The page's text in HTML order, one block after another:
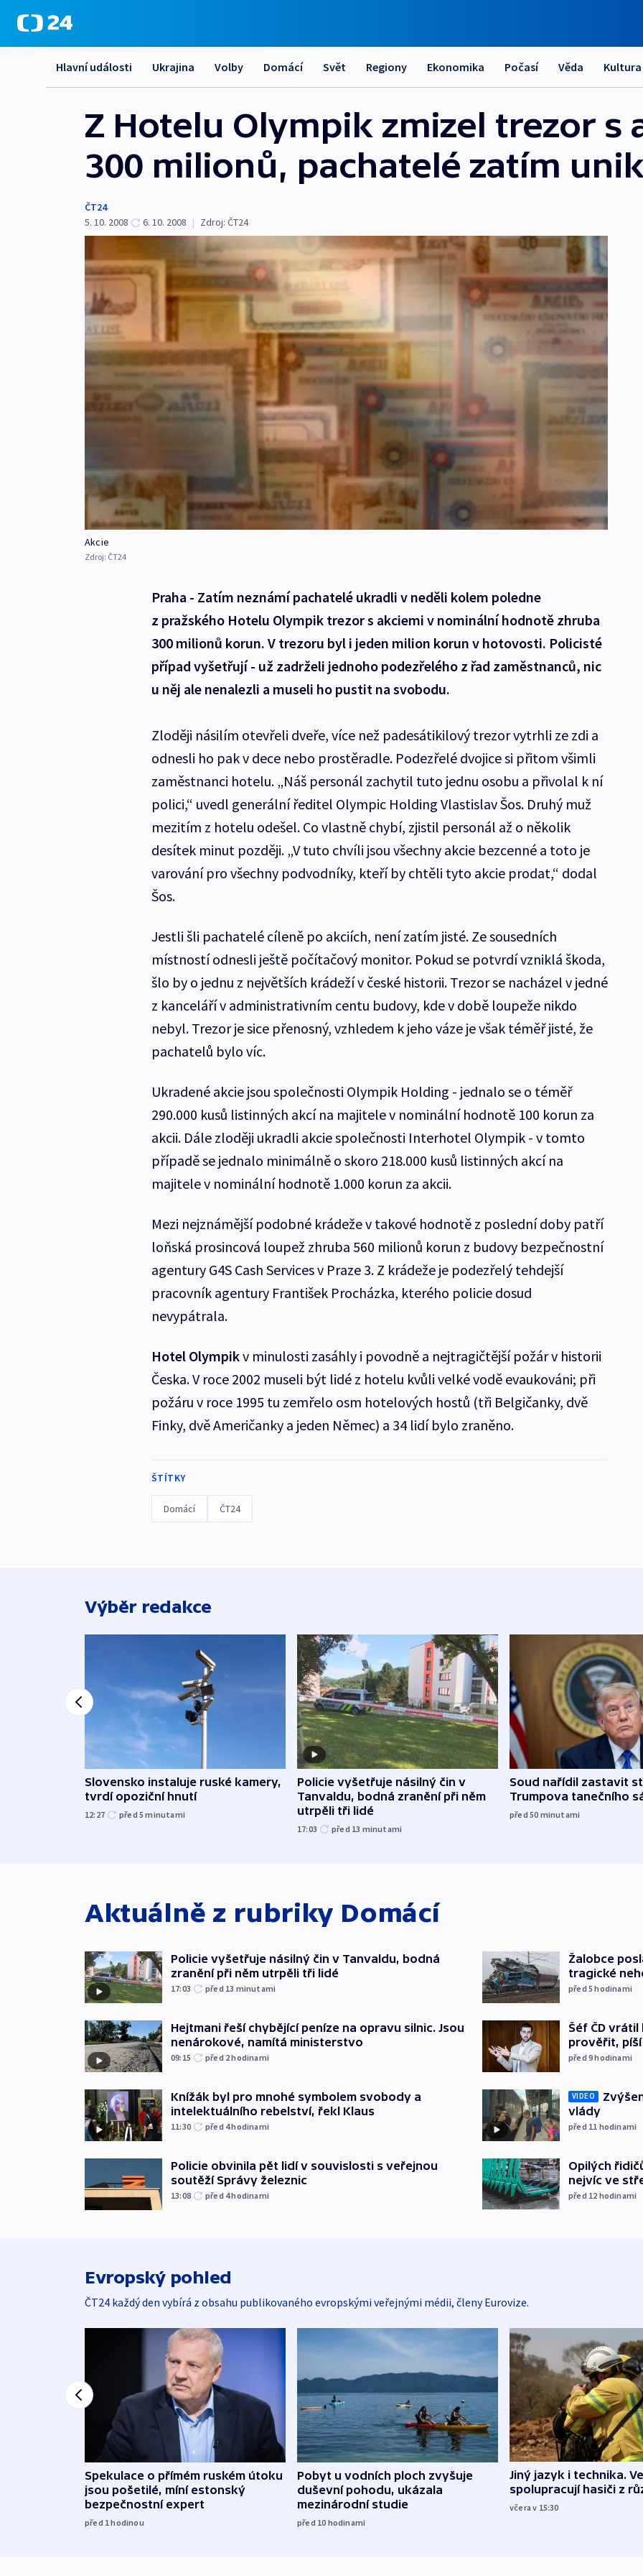
Hlavní události Ukrajina Volby Domácí Svět Regiony Ekonomika Počasí Věda Kultura
Z Hotelu Olympik zmizel trezor s
300 milionů, pachatelé zatím
ČT24
5. 10. 2008
6. 10. 2008 | Zdroj: ČT24
Akcie
Zdroj: ČT24
Praha - Zatím neznámí pachatelé ukradli v neděli kolem poledne
z pražského Hotelu Olympik trezor s akciemi v nominální hodnotě zhruba
300 milionů korun. V trezoru byl i jeden milion korun v hotovosti. Policisté
případ vyšetřují - už zadrželi jednoho podezřelého z řad zaměstnanců, nic
u něj ale nenalezli a museli ho pustit na svobodu.
Zloději násilím otevřeli dveře, více než padesátikilový trezor vytrhli ze zdi a
odnesli ho pak v dece nebo prostěradle. Podezřelé dvojice si přitom všimli
zaměstnanci hotelu. „Náš personál zachytil tuto jednu osobu a přivolal k ní
polici,“ uvedl generální ředitel Olympic Holding Vlastislav Šos. Druhý muž
mezitím z hotelu odešel. Co vlastně chybí, zjistil personál až o několik
desítek minut později. „V tuto chvíli jsou všechny akcie bezcenné a toto je
varování pro všechny podvodníky, kteří by chtěli tyto akcie prodat,“ dodal
Šos.
Jestli šli pachatelé cíleně po akciích, není zatím jisté. Ze sousedních
místností odnesli ještě počítačový monitor. Pokud se potvrdí vzniklá škoda,
šlo by o jednu z největších krádeží v české historii. Trezor se nacházel v jedné
z kanceláří v administrativním centu budovy, kde v době loupeže nikdo
nebyl. Trezor je sice přenosný, vzhledem k jeho váze je však téměř jisté, že
pachatelů bylo víc.
Ukradené akcie jsou společnosti Olympik Holding - jednalo se o téměř
290.000 kusů listinných akcí na majitele v nominální hodnotě 100 korun za
akcii. Dále zloději ukradli akcie společnosti Interhotel Olympik - v tomto
případě se jednalo minimálně o skoro 218.000 kusů listinných akcí na
majitele v nominální hodnotě 1.000 korun za akcii.
Mezi nejznámější podobné krádeže v takové hodnotě z poslední doby patří
loňská prosincová loupež zhruba 560 milionů korun z budovy bezpečnostní
agentury G4S Cash Services v Praze 3. Z krádeže je podezřelý tehdejší
pracovník agentury František Procházka, kterého policie dosud
nevypátrala.
Hotel Olympikv minulosti zasáhly i povodně a nejtragičtější požár v historii
Česka. V roce 2002 museli být lidé z hotelu kvůli velké vodě evaukováni; při
požáru v roce 1995 tu zemřelo osm hotelových hostů (tři Belgičanky, dvě
Finky, dvě Američanky a jeden Němec) a 34 lidí bylo zraněno.
ŠTÍTKY
Domácí ČT24
Výběr redakce
Slovensko instaluje ruské kamery,
tvrdí opoziční hnutí
12:27 před 5minutami
Policie vyšetřuje násilný čin v
Tanvaldu, bodná zranění při něm
utrpěli tři lidé
17:03 před 13 minutami
Soud nařídil zastavit
Trumpova tanečního
před 50 minutami
Aktuálně z rubriky Domácí
Policie vyšetřuje násilný čin v Tanvaldu, bodná
zranění při něm utrpěli tři lidé
17:03 před 13 minutami
Hejtmani řeší chybějící peníze na opravu silnic. Jsou
nenárokové, namítá ministerstvo
09:15 před 2hodinami
Knížák byl pro mnohé symbolem svobody a
intelektuálního rebelství, řekl Klaus
11:30 před 4hodinami
Policie obvinila pět lidí v souvislosti s veřejnou
soutěží Správy železnic
13:08 před 4hodinami
Žalobce
tragické
před 5hodinami
Šéf ČD
prověřit, píší
před 9hodinami
VIDEO
vlády
před 11 hodinami
Opilých
nejvíc ve
před 12 hodinami
Evropský pohled
ČT24 každý den vybírá z obsahu publikovaného evropskými veřejnými médii, členy Eurovize.
Spekulace o přímém ruském útoku
jsou pošetilé, míní estonský
bezpečnostní expert
před 1hodinou
Pobyt u vodních ploch zvyšuje
duševní pohodu, ukázala
mezinárodní studie
před 10 hodinami
Jiný jazyk i technika.
spolupracují hasiči z
včera v 15:30